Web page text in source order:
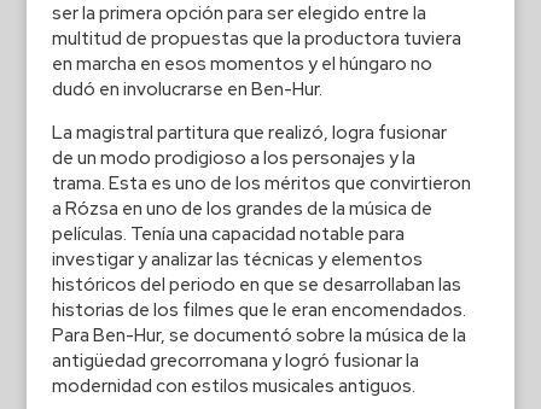
ser la primera opción para ser elegido entre la
multitud de propuestas que la productora tuviera
en marcha en esos momentos y el húngaro no
dudó en involucrarse en Ben-Hur.
La magistral partitura que realizó, logra fusionar
de un modo prodigioso a los personajes y la
trama. Esta es uno de los méritos que convirtieron
a Rózsa en uno de los grandes de la música de
películas. Tenía una capacidad notable para
investigar y analizar las técnicas y elementos
históricos del periodo en que se desarrollaban las
historias de los filmes que le eran encomendados.
Para Ben-Hur, se documentó sobre la música de la
antigüedad grecorromana y logró fusionar la
modernidad con estilos musicales antiguos.